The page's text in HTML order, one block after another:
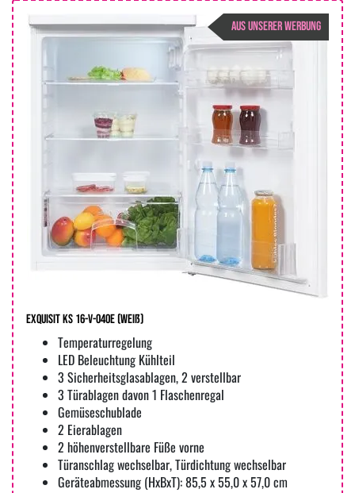
AUS UNSERER WERBUNG
Exquisit KS 16-V-040E (weiß)
Temperaturregelung
LED Beleuchtung Kühlteil
3 Sicherheitsglasablagen, 2 verstellbar
3 Türablagen davon 1 Flaschenregal
Gemüseschublade
2 Eierablagen
2 höhenverstellbare Füße vorne
Türanschlag wechselbar, Türdichtung wechselbar
Geräteabmessung (HxBxT): 85,5 x 55,0 x 57,0 cm